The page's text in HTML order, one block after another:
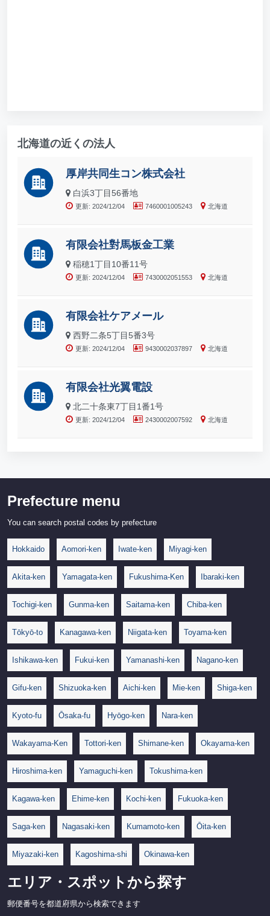
北海道の近くの法人
厚岸共同生コン株式会社
白浜3丁目56番地
更新: 2024/12/04 7460001005243 北海道
有限会社對馬板金工業
稲穂1丁目10番11号
更新: 2024/12/04 7430002051553 北海道
有限会社ケアメール
西野二条5丁目5番3号
更新: 2024/12/04 9430002037897 北海道
有限会社光翼電設
北二十条東7丁目1番1号
更新: 2024/12/04 2430002007592 北海道
Prefecture menu
You can search postal codes by prefecture
Hokkaido Aomori-ken Iwate-ken Miyagi-ken
Akita-ken Yamagata-ken Fukushima-Ken Ibaraki-ken
Tochigi-ken Gunma-ken Saitama-ken Chiba-ken
Tōkyō-to Kanagawa-ken Niigata-ken Toyama-ken
Ishikawa-ken Fukui-ken Yamanashi-ken Nagano-ken
Gifu-ken Shizuoka-ken Aichi-ken Mie-ken Shiga-ken
Kyoto-fu Ōsaka-fu Hyōgo-ken Nara-ken
Wakayama-Ken Tottori-ken Shimane-ken Okayama-ken
Hiroshima-ken Yamaguchi-ken Tokushima-ken
Kagawa-ken Ehime-ken Kochi-ken Fukuoka-ken
Saga-ken Nagasaki-ken Kumamoto-ken Ōita-ken
Miyazaki-ken Kagoshima-shi Okinawa-ken
エリア・スポットから探す
郵便番号を都道府県から検索できます